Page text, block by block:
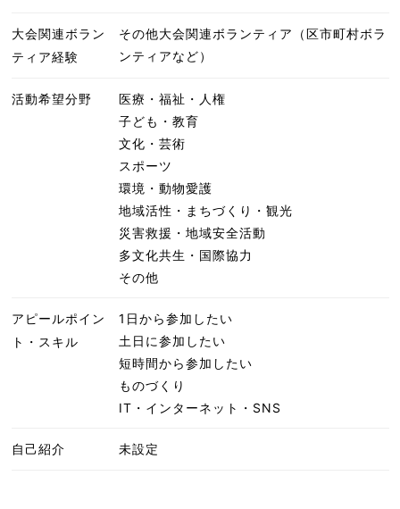
大会関連ボラン
ティア経験
その他大会関連ボランティア（区市町村ボラ
ンティアなど）
活動希望分野
医療・福祉・人権
子ども・教育
文化・芸術
スポーツ
環境・動物愛護
地域活性・まちづくり・観光
災害救援・地域安全活動
多文化共生・国際協力
その他
アピールポイン
ト・スキル
1日から参加したい
土日に参加したい
短時間から参加したい
ものづくり
IT・インターネット・SNS
自己紹介 未設定